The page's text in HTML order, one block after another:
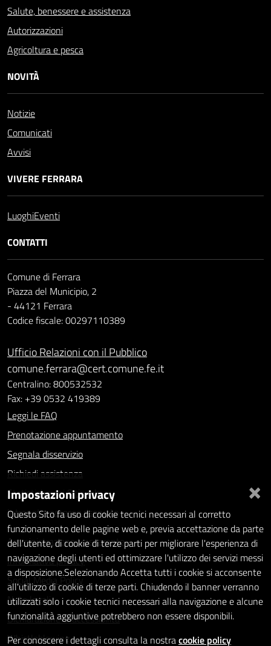
Salute, benessere e assistenza
Autorizzazioni
Agricoltura e pesca
NOVITÀ
Notizie
Comunicati
Avvisi
VIVERE FERRARA
LuoghiEventi
CONTATTI
Comune di Ferrara
Piazza del Municipio, 2
- 44121 Ferrara
Codice fiscale: 00297110389
Ufficio Relazioni con il Pubblico
comune.ferrara@cert.comune.fe.it
Centralino: 800532532
Fax: +39 0532 419389
Leggi le FAQ
Prenotazione appuntamento
Segnala disservizio
Richiedi assistenza
Statistiche dei Siti web
Intranet - accesso riservato
Amministrazione trasparente
Informativa privacy
Social Media Policy
Note legali
Dichiarazione di accessibilità
Whistleblowing
×
Impostazioni privacy
Questo Sito fa uso di cookie tecnici necessari al corretto
funzionamento delle pagine web e, previa accettazione da parte
dell'utente, di cookie di terze parti per migliorare l'esperienza di
navigazione degli utenti ed ottimizzare l'utilizzo dei servizi messi
a disposizione.Selezionando Accetta tutti i cookie si acconsente
all'utilizzo di cookie di terze parti. Chiudendo il banner verranno
utilizzati solo i cookie tecnici necessari alla navigazione e alcune
funzionalità aggiuntive potrebbero non essere disponibili.
Per conoscere i dettagli consulta la nostracookie policy